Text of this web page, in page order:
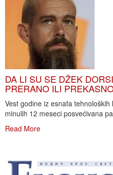
DA LI SU SE DŽEK
PRERANO ILI
Vest godine iz esnafa
minulih 12 meseci posvećivana
Read More